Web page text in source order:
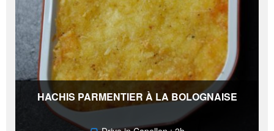
HACHIS PARMENTIER À LA BOLOGNAISE